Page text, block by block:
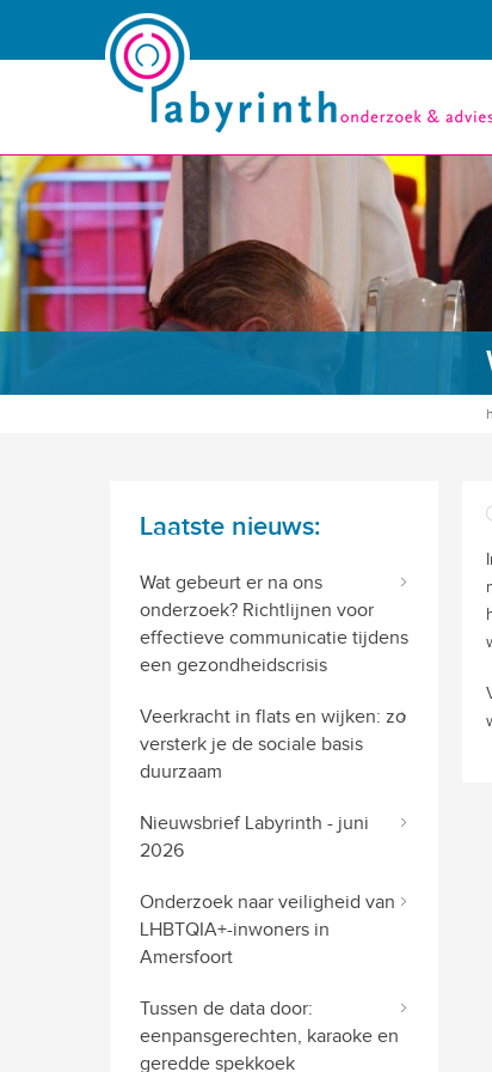
Laatste nieuws:
Wat gebeurt er na ons
onderzoek? Richtlijnen voor
effectieve communicatie tijdens
een gezondheidscrisis
Veerkracht in flats en wijken: zo
versterk je de sociale basis
duurzaam
Nieuwsbrief Labyrinth - juni
2026
Onderzoek naar veiligheid van
LHBTQIA+-inwoners in
Amersfoort
Tussen de data door:
eenpansgerechten, karaoke en
geredde spekkoek